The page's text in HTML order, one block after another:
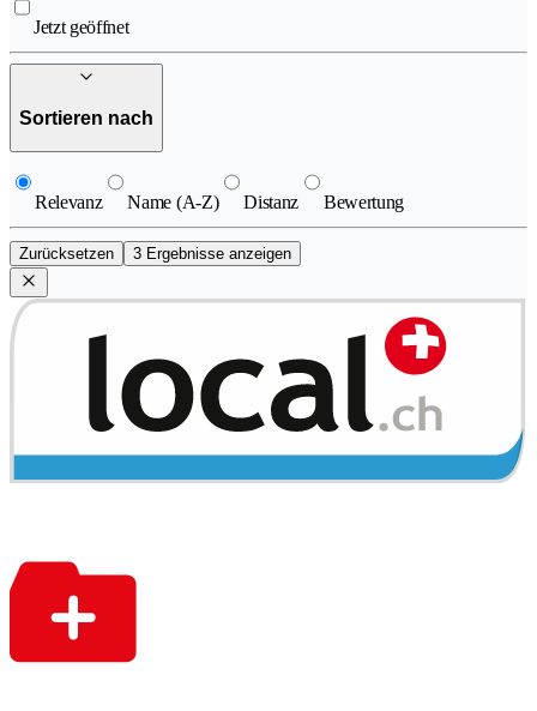
Jetzt geöffnet
Sortieren nach
Relevanz Name (A-Z) Distanz Bewertung
Zurücksetzen 3 Ergebnisse anzeigen